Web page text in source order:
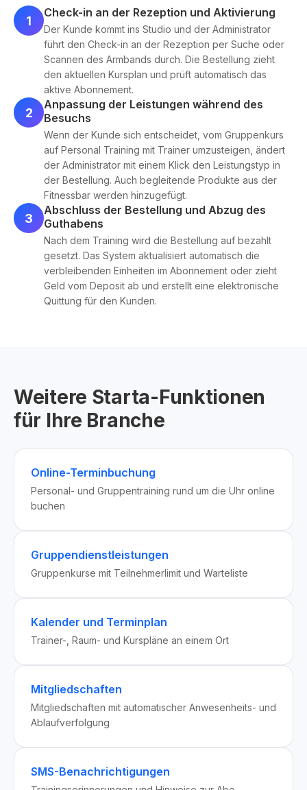
1
Check-in an der Rezeption und Aktivierung
Der Kunde kommt ins Studio und der Administrator
führt den Check-in an der Rezeption per Suche oder
Scannen des Armbands durch. Die Bestellung zieht
den aktuellen Kursplan und prüft automatisch das
aktive Abonnement.
2
Anpassung der Leistungen während des
Besuchs
Wenn der Kunde sich entscheidet, vom Gruppenkurs
auf Personal Training mit Trainer umzusteigen, ändert
der Administrator mit einem Klick den Leistungstyp in
der Bestellung. Auch begleitende Produkte aus der
Fitnessbar werden hinzugefügt.
3
Abschluss der Bestellung und Abzug des
Guthabens
Nach dem Training wird die Bestellung auf bezahlt
gesetzt. Das System aktualisiert automatisch die
verbleibenden Einheiten im Abonnement oder zieht
Geld vom Deposit ab und erstellt eine elektronische
Quittung für den Kunden.
Weitere Starta-Funktionen
für Ihre Branche
Online-Terminbuchung
Personal- und Gruppentraining rund um die Uhr online
buchen
Gruppendienstleistungen
Gruppenkurse mit Teilnehmerlimit und Warteliste
Kalender und Terminplan
Trainer-, Raum- und Kurspläne an einem Ort
Mitgliedschaften
Mitgliedschaften mit automatischer Anwesenheits- und
Ablaufverfolgung
SMS-Benachrichtigungen